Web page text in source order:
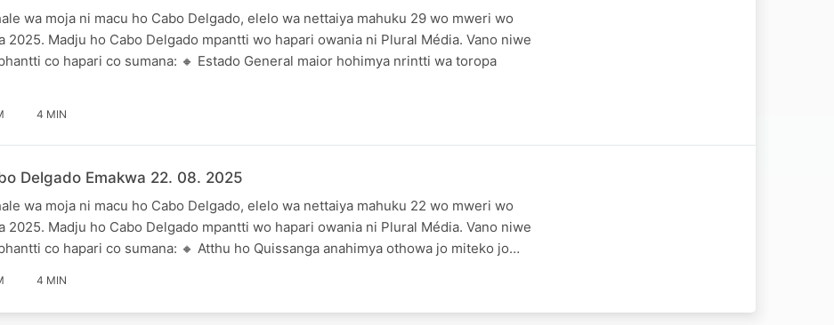
wa moja ni macu ho Cabo Delgado, elelo wa nettaiya mahuku 29 wo mweri wo
2025. Madju ho Cabo Delgado mpantti wo hapari owania ni Plural Média. Vano niwe
co hapari co sumana: 🔸 Estado General maior hohimya nrintti wa toropa
4 MIN
Delgado Emakwa 22. 08. 2025
wa moja ni macu ho Cabo Delgado, elelo wa nettaiya mahuku 22 wo mweri wo
2025. Madju ho Cabo Delgado mpantti wo hapari owania ni Plural Média. Vano niwe
co hapari co sumana: 🔸 Atthu ho Quissanga anahimya othowa jo miteko jo…
4 MIN